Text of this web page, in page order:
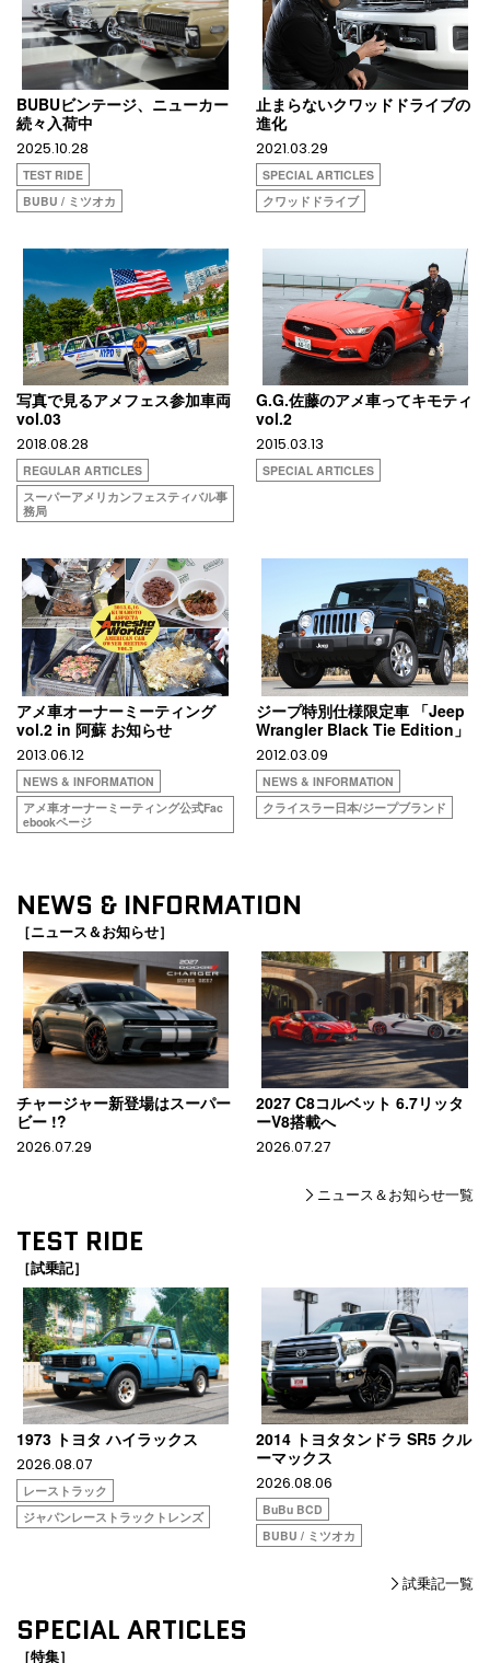
BUBUビンテージ、ニューカー
続々入荷中
2025.10.28
TEST RIDE
BUBU / ミツオカ
止まらないクワッドドライブの
進化
2021.03.29
SPECIAL ARTICLES
クワッドドライブ
写真で見るアメフェス参加車両
vol.03
2018.08.28
REGULAR ARTICLES
スーパーアメリカンフェスティバル事
務局
G.G.佐藤のアメ車ってキモティ
vol.2
2015.03.13
SPECIAL ARTICLES
アメ車オーナーミーティング
vol.2 in 阿蘇 お知らせ
2013.06.12
NEWS & INFORMATION
アメ車オーナーミーティング公式Fac
ebookページ
ジープ特別仕様限定車 「Jeep
Wrangler Black Tie Edition」
2012.03.09
NEWS & INFORMATION
クライスラー日本/ジープブランド
NEWS & INFORMATION
［ニュース＆お知らせ］
チャージャー新登場はスーパー
ビー !?
2026.07.29
2027 C8コルベット 6.7リッタ
ーV8搭載へ
2026.07.27
ニュース＆お知らせ一覧
TEST RIDE
［試乗記］
1973 トヨタ ハイラックス
2026.08.07
レーストラック
ジャパンレーストラックトレンズ
2014 トヨタタンドラ SR5 クル
ーマックス
2026.08.06
BuBu BCD
BUBU / ミツオカ
試乗記一覧
SPECIAL ARTICLES
［特集］